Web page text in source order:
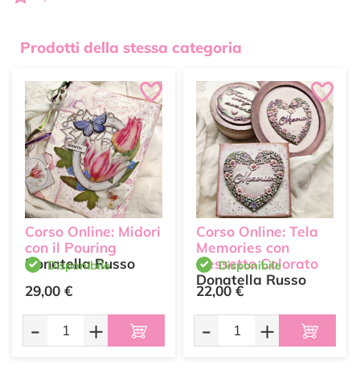
Prodotti della stessa categoria
Corso Online: Midori
con il Pouring
Donatella Russo
Disponibile
29,00 €
- +
Corso Online: Tela
Memories con
Gessetto Colorato
Donatella Russo
Disponibile
22,00 €
- +